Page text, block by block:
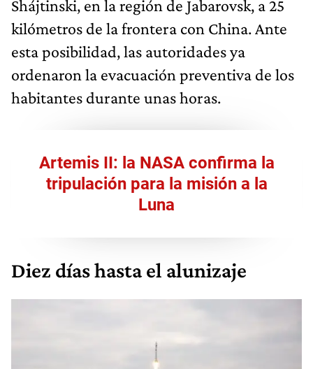
Shájtinski, en la región de Jabarovsk, a 25
kilómetros de la frontera con China. Ante
esta posibilidad, las autoridades ya
ordenaron la evacuación preventiva de los
habitantes durante unas horas.
Artemis II: la NASA confirma la
tripulación para la misión a la
Luna
Diez días hasta el alunizaje